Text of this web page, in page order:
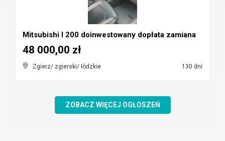
Mitsubishi l 200 doinwestowany dopłata zamiana
Zgierz/ zgierski/ łódzkie 130 dni
48 000,00 zł
ZOBACZ WIĘCEJ OGŁOSZEŃ